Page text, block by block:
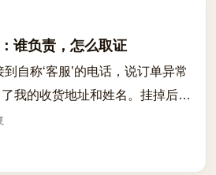
谁负责，怎么取证
自称‘客服’的电话，说订单异常
我的收货地址和姓名。挂掉后越
面单信息被泄露。这类情况在近
很多人反映在未收货前就...